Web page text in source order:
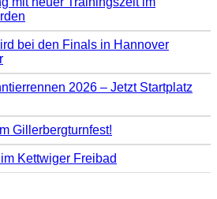
bei den Finals in Hannover
2026 – Jetzt Startplatz
Gillerbergturnfest!
Kettwiger Freibad